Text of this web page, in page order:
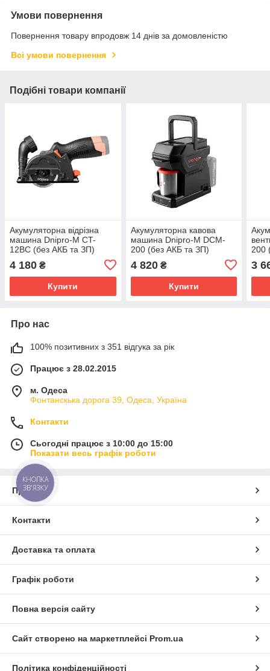
Умови повернення
Повернення товару впродовж 14 днів за домовленістю
Всі умови повернення
Подібні товари компанії
Акумуляторна відрізна
машина Dnipro-M CT-
12BC (без АКБ та ЗП)
4 180 ₴
Купити
Акумуляторна кавова
машина Dnipro-M DCM-
200 (без АКБ та ЗП)
4 820₴
Купити
200
3
Про нас
100% позитивних з 351 відгука за рік
Працює з 28.02.2015
м. Одеса
Фонтанскька дорога 39, Одеса, Україна
Контакти
Сьогодні працює з 10:00 до 15:00
Показати весь графік роботи
Про нас
Контакти
Доставка та оплата
Графік роботи
Повна версія сайту
Сайт створено на маркетплейсі Prom.ua
Політика конфіденційності
КНОПКА
ЗВ'ЯЗКУ